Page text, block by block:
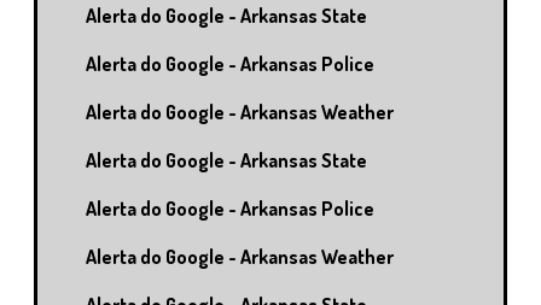
Alerta do Google - Arkansas State
Alerta do Google - Arkansas Police
Alerta do Google - Arkansas Weather
Alerta do Google - Arkansas State
Alerta do Google - Arkansas Police
Alerta do Google - Arkansas Weather